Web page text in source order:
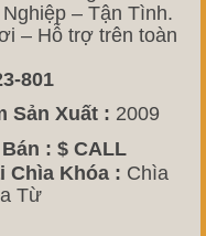
– Tận Tình.
– Hỗ trợ trên toàn
801
Sản Xuất : 2009
: $ CALL
Chìa Khóa : Chìa
Từ